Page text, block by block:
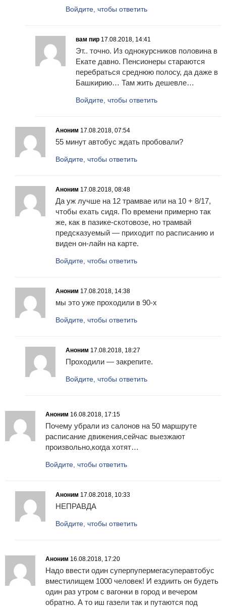
Войдите, чтобы ответить
вам пир 17.08.2018, 14:41
Эт.. точно. Из однокурсников половина в
Екате давно. Пенсионеры стараются
перебраться среднюю полосу, да даже в
Башкирию… Там жить дешевле…
Войдите, чтобы ответить
Аноним 17.08.2018, 07:54
55 минут автобус ждать пробовали?
Войдите, чтобы ответить
Аноним 17.08.2018, 08:48
Да уж лучше на 12 трамвае или на 10 + 8/17,
чтобы ехать сидя. По времени примерно так
же, как в пазике-скотовозе, но трамвай
предсказуемый — приходит по расписанию и
виден он-лайн на карте.
Войдите, чтобы ответить
Аноним 17.08.2018, 14:38
мы это уже проходили в 90-х
Войдите, чтобы ответить
Аноним 17.08.2018, 18:27
Проходили — закрепите.
Войдите, чтобы ответить
Аноним 16.08.2018, 17:15
Почему убрали из салонов на 50 маршруте
расписание движения,сейчас выезжают
произвольно,когда хотят…
Войдите, чтобы ответить
Аноним 17.08.2018, 10:33
НЕПРАВДА
Войдите, чтобы ответить
Аноним 16.08.2018, 17:20
Надо ввести один суперпупермегасуперавтобус
вместилищем 1000 человек! И ездиить он будеть
один раз утром с вагонки в город и вечером
обратно. А то иш газели так и путаются под